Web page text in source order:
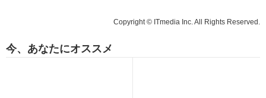
Copyright © ITmedia Inc. All Rights Reserved.
今、あなたにオススメ